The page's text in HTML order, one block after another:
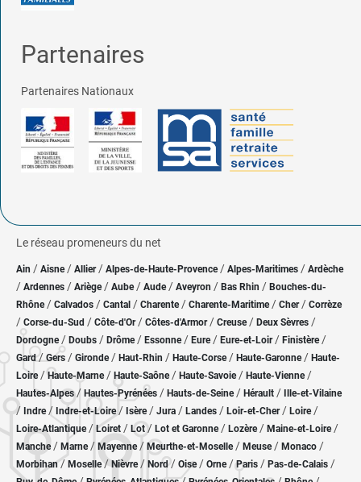
Partenaires
Partenaires Nationaux
Le réseau promeneurs du net
Ain / Aisne/ Allier/ Alpes-de-Haute-Provence / Alpes-Maritimes / Ardèche
/ Ardennes / Ariège/ Aube/ Aude / Aveyron / Bas Rhin / Bouches-du-
Rhône/ Calvados / Cantal / Charente / Charente-Maritime/ Cher / Corrèze
/ Corse-du-Sud / Côte-d'Or / Côtes-d'Armor/ Creuse/ Deux Sèvres /
Dordogne/ Doubs / Drôme/ Essonne / Eure/ Eure-et-Loir / Finistère/
Gard/Gers / Gironde/ Haut-Rhin / Haute-Corse/ Haute-Garonne/ Haute-
Loire/Haute-Marne/ Haute-Saône/ Haute-Savoie/ Haute-Vienne/
Hautes-Alpes/ Hautes-Pyrénées / Hauts-de-Seine/ Hérault / Ille-et-Vilaine
/ Indre/ Indre-et-Loire/ Isère/ Jura / Landes / Loir-et-Cher/ Loire/
Loire-Atlantique/ Loiret / Lot/ Lot et Garonne/ Lozère / Maine-et-Loire/
Manche/ Marne/ Mayenne/ Meurthe-et-Moselle/ Meuse/ Monaco /
Morbihan/ Moselle/ Nièvre / Nord/ Oise / Orne/Paris / Pas-de-Calais /